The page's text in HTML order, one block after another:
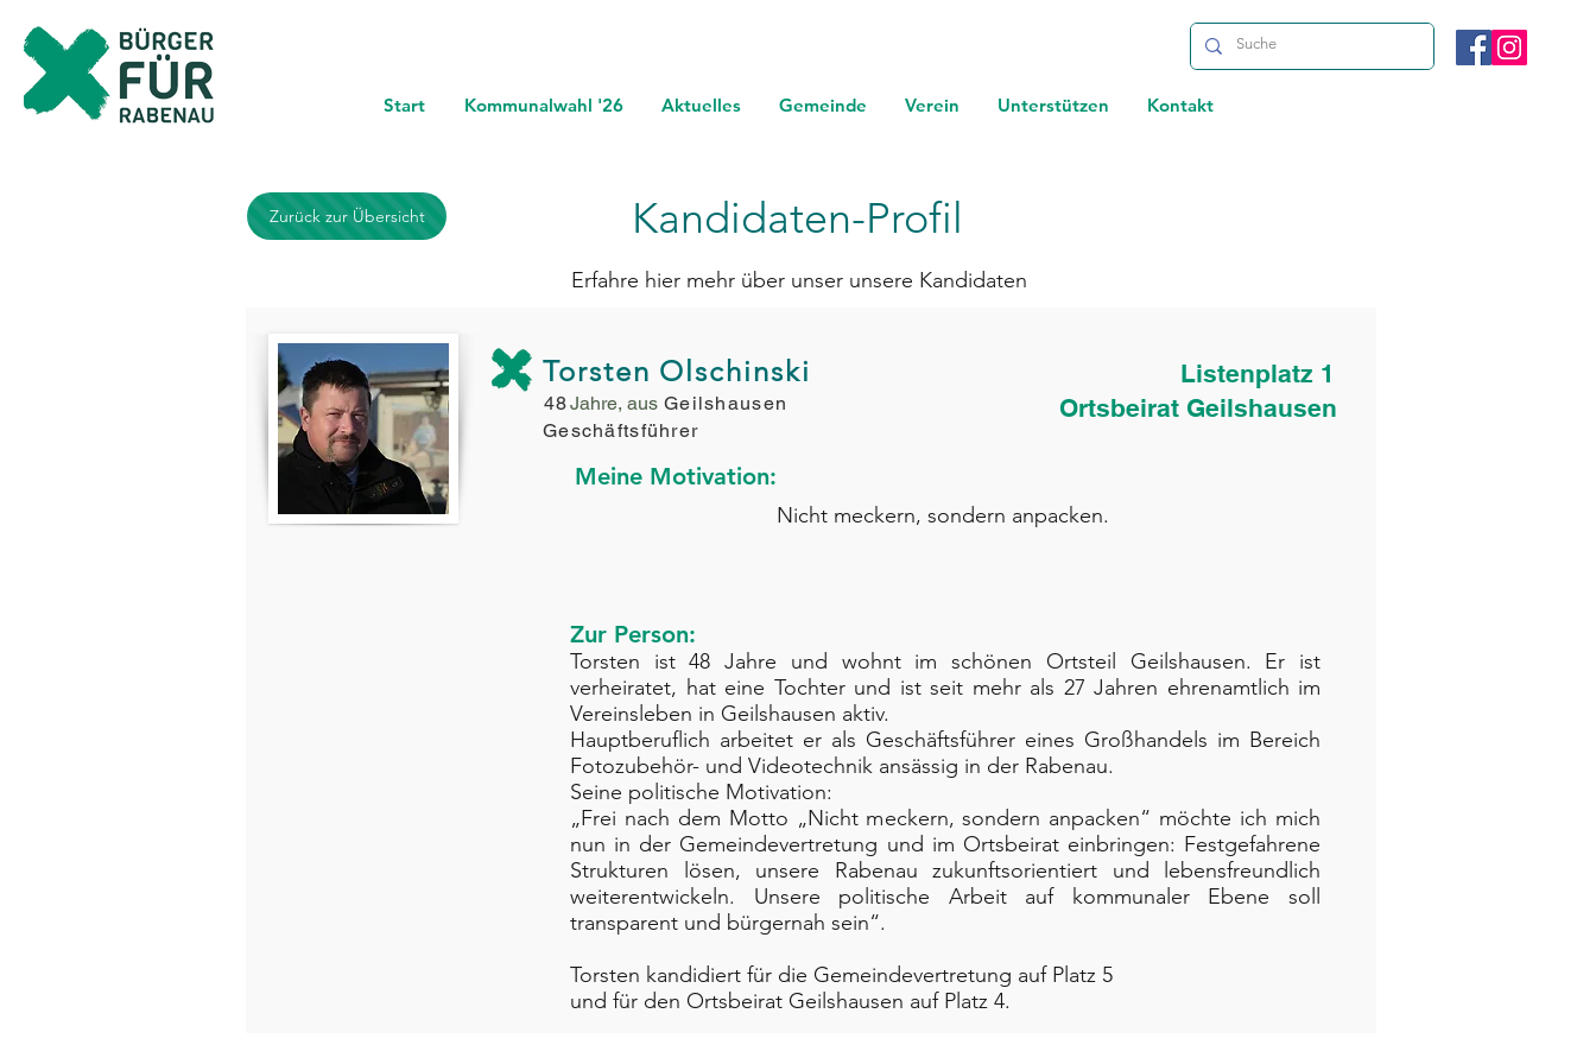
Start Kommunalwahl '26 Aktuelles Gemeinde Verein Unterstützen Kontakt
Kandidaten-Profil
Erfahre hier mehr über unser unsere Kandidaten
Zurück zur Übersicht
Torsten Olschinski Listenplatz 1
48Jahre, aus Geilshausen
Geschäftsführer
Ortsbeirat Geilshausen
Nicht meckern, sondern anpacken.
Meine Motivation:
Zur Person:
Torsten ist 48 Jahre und wohnt im schönen Ortsteil Geilshausen. Er ist
verheiratet, hat eine Tochter und ist seit mehr als 27 Jahren ehrenamtlich im
Vereinsleben in Geilshausen aktiv.
Hauptberuflich arbeitet er als Geschäftsführer eines Großhandels im Bereich
Fotozubehör- und Videotechnik ansässig in der Rabenau.
Seine politische Motivation:
„Frei nach dem Motto „Nicht meckern, sondern anpacken“ möchte ich mich
nun in der Gemeindevertretung und im Ortsbeirat einbringen: Festgefahrene
Strukturen lösen, unsere Rabenau zukunftsorientiert und lebensfreundlich
weiterentwickeln. Unsere politische Arbeit auf kommunaler Ebene soll
transparent und bürgernah sein“.
Torsten kandidiert für die Gemeindevertretung auf Platz 5
und für den Ortsbeirat Geilshausen auf Platz 4.